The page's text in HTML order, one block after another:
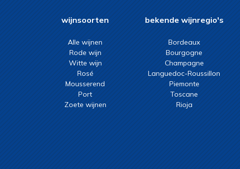
wijnsoorten
Alle wijnen
Rode wijn
Witte wijn
Rosé
Mousserend
Port
Zoete wijnen
bekende wijnregio's
Bordeaux
Bourgogne
Champagne
Languedoc-Roussillon
Piemonte
Toscane
Rioja